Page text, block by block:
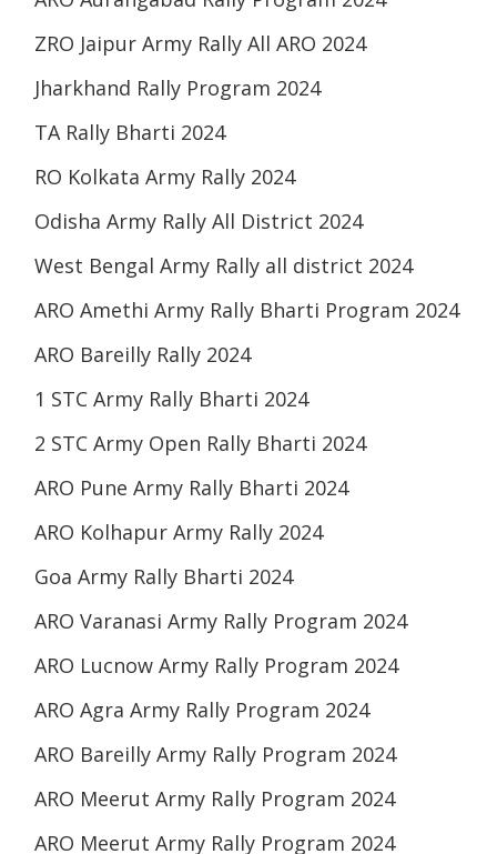
ZRO Jaipur Army Rally All ARO 2024
Jharkhand Rally Program 2024
TA Rally Bharti 2024
RO Kolkata Army Rally 2024
Odisha Army Rally All District 2024
West Bengal Army Rally all district 2024
ARO Amethi Army Rally Bharti Program 2024
ARO Bareilly Rally 2024
1 STC Army Rally Bharti 2024
2 STC Army Open Rally Bharti 2024
ARO Pune Army Rally Bharti 2024
ARO Kolhapur Army Rally 2024
Goa Army Rally Bharti 2024
ARO Varanasi Army Rally Program 2024
ARO Lucnow Army Rally Program 2024
ARO Agra Army Rally Program 2024
ARO Bareilly Army Rally Program 2024
ARO Meerut Army Rally Program 2024
ARO Meerut Army Rally Program 2024